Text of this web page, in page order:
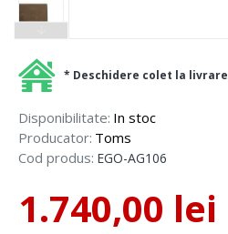
Disponibilitate: In stoc
Producator: Toms
Cod produs: EGO-AG106
1.740,00 lei
* Deschidere colet la livrare